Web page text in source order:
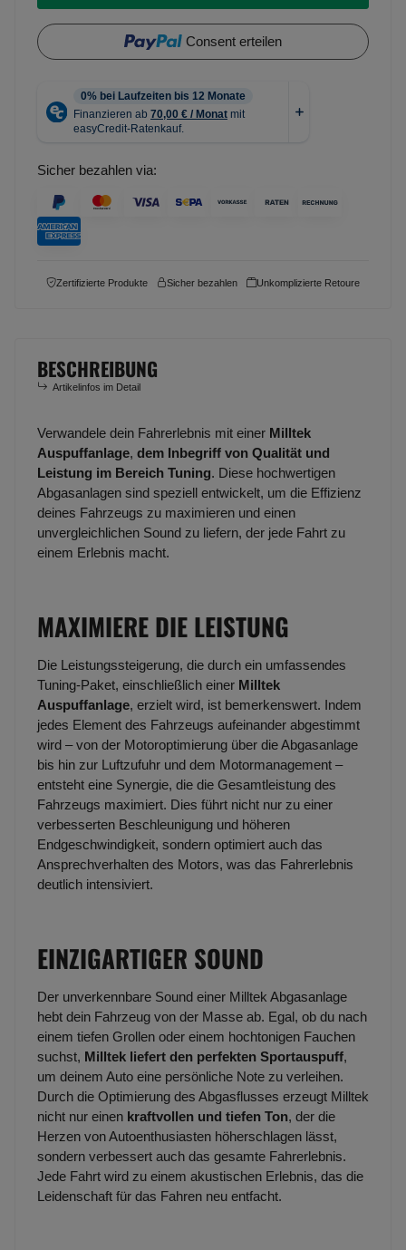
Consent erteilen
Sicher bezahlen via:
Zertifizierte Produkte Sicher bezahlen Unkomplizierte Retoure
BESCHREIBUNG
Artikelinfos im Detail
Verwandele dein Fahrerlebnis mit einer Milltek
Auspuffanlage, dem Inbegriff von Qualität und
Leistung im Bereich Tuning. Diese hochwertigen
Abgasanlagen sind speziell entwickelt, um die Effizienz
deines Fahrzeugs zu maximieren und einen
unvergleichlichen Sound zu liefern, der jede Fahrt zu
einem Erlebnis macht.
MAXIMIERE DIE LEISTUNG
Die Leistungssteigerung, die durch ein umfassendes
Tuning-Paket, einschließlich einer Milltek
Auspuffanlage, erzielt wird, ist bemerkenswert. Indem
jedes Element des Fahrzeugs aufeinander abgestimmt
wird – von der Motoroptimierung über die Abgasanlage
bis hin zur Luftzufuhr und dem Motormanagement –
entsteht eine Synergie, die die Gesamtleistung des
Fahrzeugs maximiert. Dies führt nicht nur zu einer
verbesserten Beschleunigung und höheren
Endgeschwindigkeit, sondern optimiert auch das
Ansprechverhalten des Motors, was das Fahrerlebnis
deutlich intensiviert.
EINZIGARTIGER SOUND
Der unverkennbare Sound einer Milltek Abgasanlage
hebt dein Fahrzeug von der Masse ab. Egal, ob du nach
einem tiefen Grollen oder einem hochtonigen Fauchen
suchst, Milltek liefert den perfekten Sportauspuff,
um deinem Auto eine persönliche Note zu verleihen.
Durch die Optimierung des Abgasflusses erzeugt Milltek
nicht nur einen kraftvollen und tiefen Ton, der die
Herzen von Autoenthusiasten höherschlagen lässt,
sondern verbessert auch das gesamte Fahrerlebnis.
Jede Fahrt wird zu einem akustischen Erlebnis, das die
Leidenschaft für das Fahren neu entfacht.